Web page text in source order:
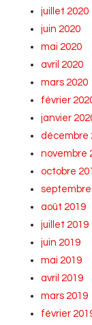
juillet 2020
juin 2020
mai 2020
avril 2020
mars 2020
février
janvier
décembre
novembre
octobre
septembre
août 2019
juillet 2019
juin 2019
mai 2019
avril 2019
mars 2019
février